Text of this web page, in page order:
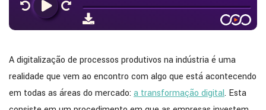
A digitalização de processos produtivos na indústria é uma
realidade que vem ao encontro com algo que está acontecendo
em todas as áreas do mercado:a transformação digital. Esta